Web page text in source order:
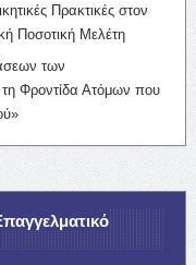
Πρακτικές στον
Ποσοτική Μελέτη
των
τη Φροντίδα Ατόμων που